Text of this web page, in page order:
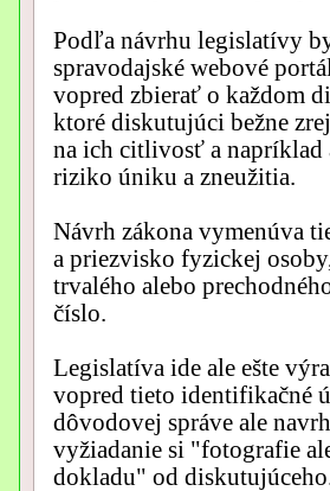
Podľa návrhu legislatívy
spravodajské webové
vopred zbierať o každom
ktoré diskutujúci bežne
na ich citlivosť a napríklad
riziko úniku a zneužitia.
Návrh zákona vymenúva
a priezvisko fyzickej
trvalého alebo
číslo.
Legislatíva ide ale ešte
vopred tieto identifikačné
dôvodovej správe ale
vyžiadanie si "fotografie
dokladu" od